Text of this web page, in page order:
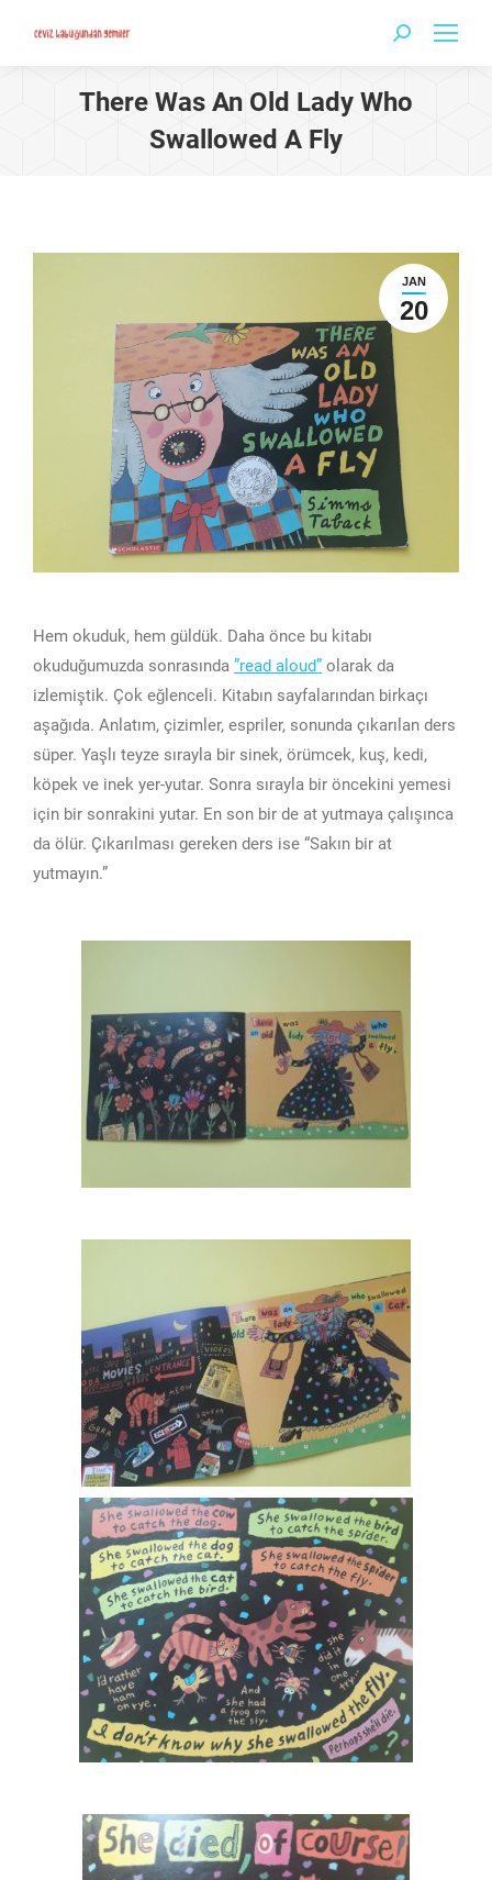
Search:
There Was An Old Lady Who
Swallowed A Fly
JAN
20
Hem okuduk, hem güldük. Daha önce bu kitabı
okuduğumuzda sonrasında ”read aloud” olarak da
izlemiştik. Çok eğlenceli. Kitabın sayfalarından birkaçı
aşağıda. Anlatım, çizimler, espriler, sonunda çıkarılan ders
süper. Yaşlı teyze sırayla bir sinek, örümcek, kuş, kedi,
köpek ve inek yer-yutar. Sonra sırayla bir öncekini yemesi
için bir sonrakini yutar. En son bir de at yutmaya çalışınca
da ölür. Çıkarılması gereken ders ise “Sakın bir at
yutmayın.”